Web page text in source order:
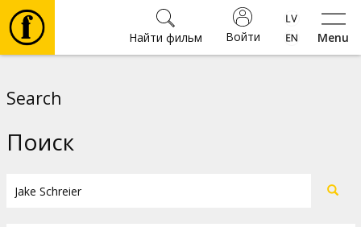
Menu
Войти
Найти фильм
Search
Поиск